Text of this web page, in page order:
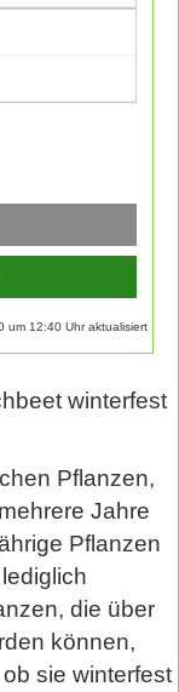
um 12:40 Uhr aktualisiert
winterfest
Pflanzen,
Jahre
Pflanzen
die über
können,
sie winterfest